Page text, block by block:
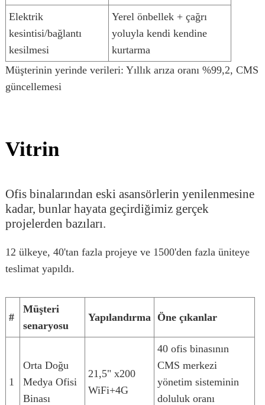
Elektrik
kesintisi/bağlantı
kesilmesi
Yerel önbellek + çağrı
yoluyla kendi kendine
kurtarma
Müşterinin yerinde verileri: Yıllık arıza oranı %99,2, CMS
güncellemesi
Vitrin
Ofis binalarından eski asansörlerin yenilenmesine
kadar, bunlar hayata geçirdiğimiz gerçek
projelerden bazıları.
12 ülkeye, 40'tan fazla projeye ve 1500'den fazla üniteye
teslimat yapıldı.
#
Müşteri
senaryosu
Yapılandırma Öne çıkanlar
1
Orta Doğu
Medya Ofisi
Binası
21,5" x200
WiFi+4G
40 ofis binasının
CMS merkezi
yönetim sisteminin
doluluk oranı